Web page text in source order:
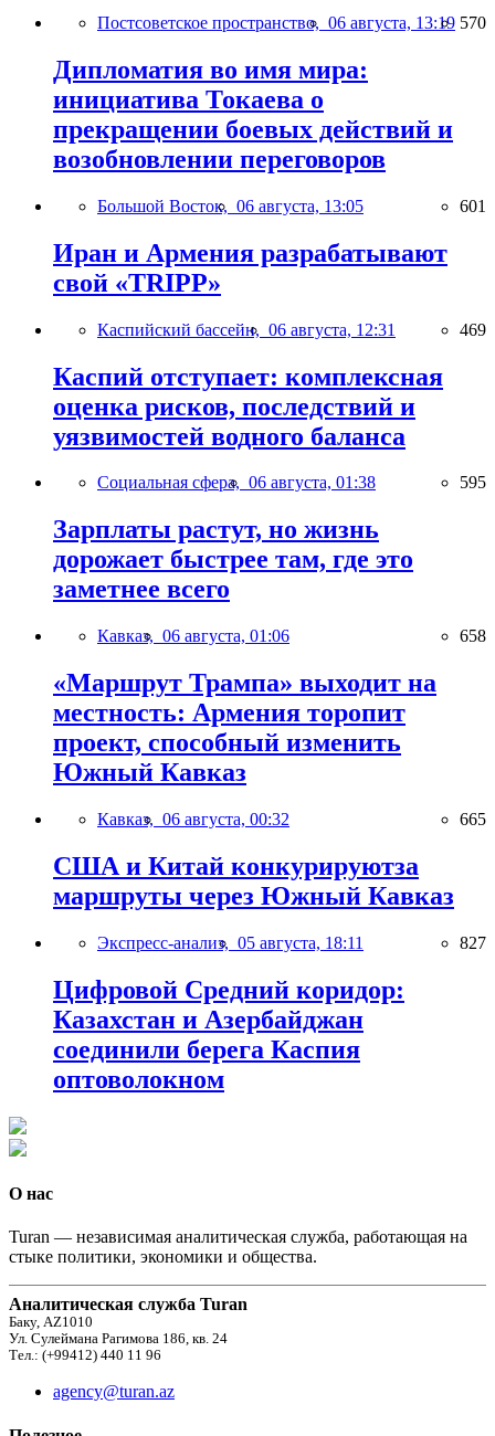
Постсоветское пространство, 06 августа, 13:19 570
Дипломатия во имя мира:
инициатива Токаева о
прекращении боевых действий и
возобновлении переговоров
Большой Восток, 06 августа, 13:05 601
Иран и Армения разрабатывают
свой «TRIPP»
Каспийский бассейн, 06 августа, 12:31 469
Каспий отступает: комплексная
оценка рисков, последствий и
уязвимостей водного баланса
Социальная сфера, 06 августа, 01:38 595
Зарплаты растут, но жизнь
дорожает быстрее там, где это
заметнее всего
Кавказ, 06 августа, 01:06 658
«Маршрут Трампа» выходит на
местность: Армения торопит
проект, способный изменить
Южный Кавказ
Кавказ, 06 августа, 00:32 665
США и Китай конкурируютза
маршруты через Южный Кавказ
Экспресс-анализ, 05 августа, 18:11 827
Цифровой Средний коридор:
Казахстан и Азербайджан
соединили берега Каспия
оптоволокном
О нас
Turan — независимая аналитическая служба, работающая на
стыке политики, экономики и общества.
Аналитическая служба Turan
Баку, AZ1010
Ул. Сулеймана Рагимова 186, кв. 24
Тел.: (+99412) 440 11 96
agency@turan.az